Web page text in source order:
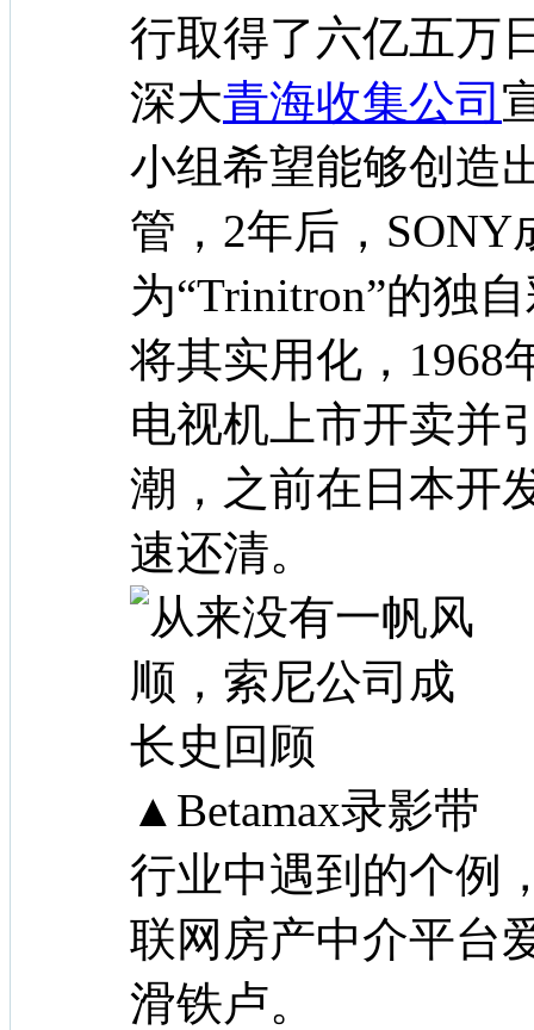
行取得了六亿五万
深大青海收集公司
小组希望能够创造
管，2年后，SONY
为“Trinitron”的独
将其实用化，1968
电视机上市开卖并
潮，之前在日本开
速还清。
▲Betamax录影
行业中遇到的个例
联网房产中介平台
滑铁卢。